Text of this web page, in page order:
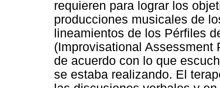
requieren para lograr los
producciones musicales de
lineamientos de los Pérfiles
(Improvisational Assessment
de acuerdo con lo que
se estaba realizando. El